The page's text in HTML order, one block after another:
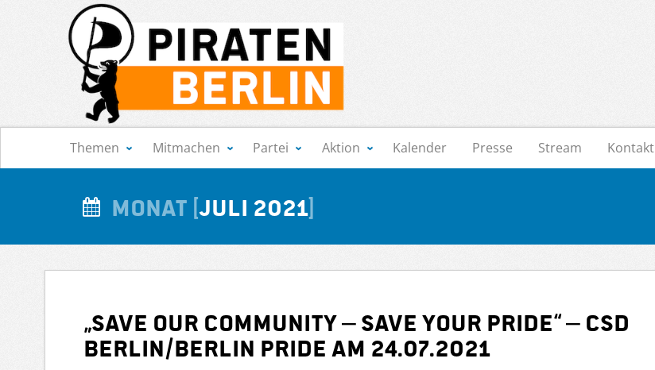
Navigation
Themen Mitmachen Partei Aktion Kalender Presse Stream Kontakt
Monat Juli 2021
„SAVE OUR COMMUNITY – SAVE YOUR PRIDE“ – CSD
BERLIN/Berlin PRIDE am 24.07.2021